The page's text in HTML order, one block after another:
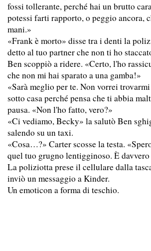
fossi tollerante, perché hai un brutto
potessi farti rapporto, o peggio ancora,
mani.»
«Frank è morto» disse tra i denti la
detto al tuo partner che non ti ho
Ben scoppiò a ridere. «Certo, l'ho
che non mi hai sparato a una gamba!»
«Sarà meglio per te. Non vorrei
sotto casa perché pensa che ti abbia
pausa. «Non l'ho fatto, vero?»
«Ci vediamo, Becky» la salutò Ben
salendo su un taxi.
«Cosa…?» Carter scosse la testa.
quel tuo grugno lentigginoso. È
La poliziotta prese il cellulare dalla
inviò un messaggio a Kinder.
Un emoticon a forma di teschio.